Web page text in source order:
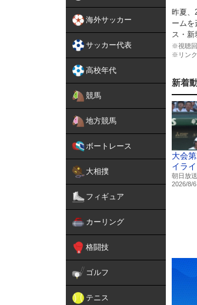
海外サッカー
サッカー代表
高校年代
競馬
地方競馬
ボートレース
大相撲
フィギュア
カーリング
格闘技
ゴルフ
テニス
昨夏、
ームを
ス・新
※視聴回
※リンク
新着
大会
イライ
朝日放
2026/8/